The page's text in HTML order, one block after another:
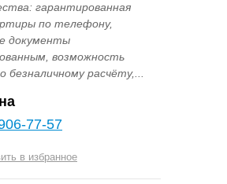
гарантированная
по телефону,
документы
возможность
безналичному расчёту,...
77-57
в избранное